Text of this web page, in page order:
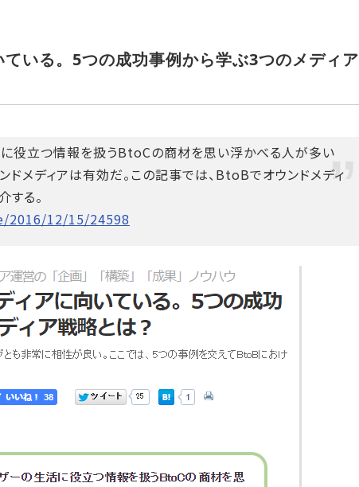
いる。5つの成功事例から学ぶ3つのメディア
に役立つ情報を扱うBtoCの商材を思い浮かべる人が多い
メディアは有効だ。この記事では、BtoBでオウンドメディ
る。
12/15/24598